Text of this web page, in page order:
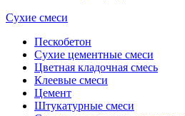
Сухие смеси
Пескобетон
Сухие цементные смеси
Цветная кладочная смесь
Клеевые смеси
Цемент
Штукатурные смеси